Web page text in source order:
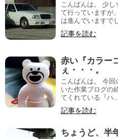
こんばんは。 少し
て行っていますが
は進んでいますで
記事を読む
赤い『カラー
ぇ・・・。
こんばんは。 今
いた作業ブログの
てくれている『ハ
記事を読む
ちょうど、半